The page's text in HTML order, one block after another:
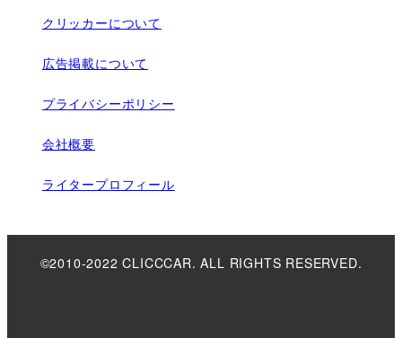
クリッカーについて
広告掲載について
プライバシーポリシー
会社概要
ライタープロフィール
©2010-2022 CLICCCAR. ALL RIGHTS RESERVED.